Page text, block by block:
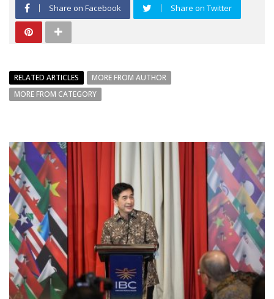
Share on Facebook Share on Twitter
RELATED ARTICLES
MORE FROM AUTHOR
MORE FROM CATEGORY